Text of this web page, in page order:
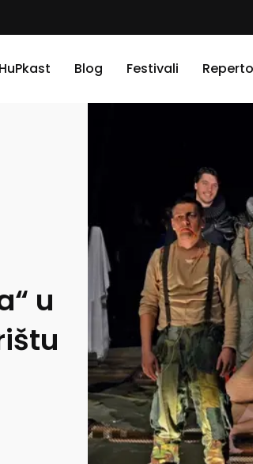
HuPkast Blog Festivali
u